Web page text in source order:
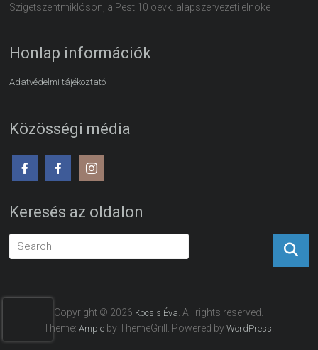
Szigetszentmiklóson, a Pest 10 oevk. alapszervezeti elnöke
Honlap információk
Adatvédelmi tájékoztató
Közösségi média
Keresés az oldalon
Copyright © 2026 Kocsis Éva . All rights reserved.
Theme:Ample by ThemeGrill. Powered byWordPress